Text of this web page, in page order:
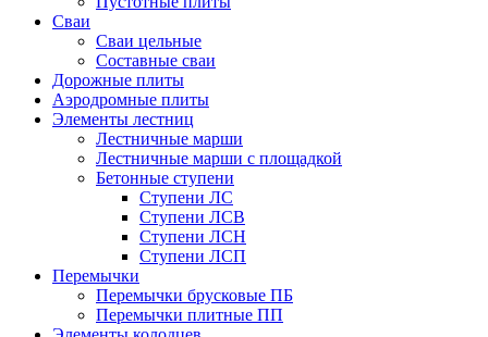
Сваи
Сваи цельные
Составные сваи
Дорожные плиты
Аэродромные плиты
Элементы лестниц
Лестничные марши
Лестничные марши с площадкой
Бетонные ступени
Ступени ЛС
Ступени ЛСВ
Ступени ЛСН
Ступени ЛСП
Перемычки
Перемычки брусковые ПБ
Перемычки плитные ПП